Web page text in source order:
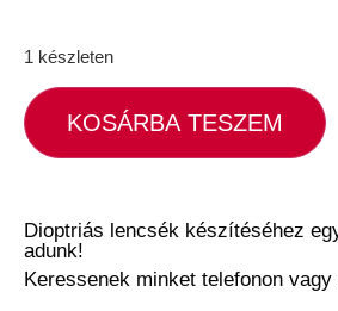
1 készleten
KOSÁRBA TESZEM
Dioptriás lencsék készítéséhez
adunk!
Keressenek minket telefonon vagy